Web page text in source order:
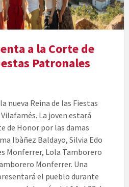
a la Corte de
Patronales
nueva Reina de las Fiestas
La joven estará
de Honor por las damas
Ibàñez Baldayo, Silvia Edo
Monferrer, Lola Tamborero
Monferrer. Una
el pueblo durante